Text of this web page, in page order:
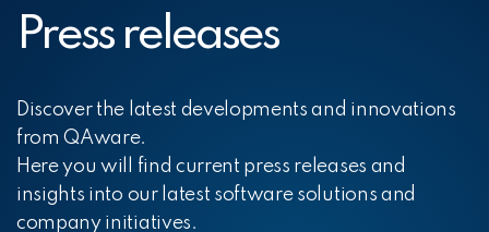
Press releases
Discover the latest developments and innovations
from QAware.
Here you will find current press releases and
insights into our latest software solutions and
company initiatives.